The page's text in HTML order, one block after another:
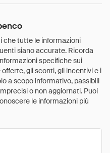
che tutte le informazioni
siano accurate. Ricorda
specifiche sui
gli sconti, gli incentivi e i
a scopo informativo, passibili
o non aggiornati. Puoi
le informazioni più